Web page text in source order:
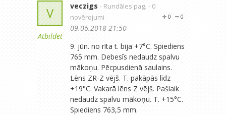
V
Atbildēt
veczigs - Rundāles pag. - 0
novērojumi
0
0
09.06.2018 21:50
9. jūn. no rīta t. bija +7°C. Spiediens
765 mm. Debesīs nedaudz spalvu
mākoņu. Pēcpusdienā saulains.
Lēns ZR-Z vējš. T. pakāpās līdz
+19°C. Vakarā lēns Z vējš. Pašlaik
nedaudz spalvu mākoņu. T. +15°C.
Spiediens 763,5 mm.